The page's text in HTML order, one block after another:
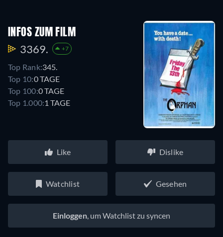
INFOS ZUM FILM
3369. +7
Top Rank:345.
Top 10:0 TAGE
Top 100:0 TAGE
Top 1.000:1 TAGE
Like Dislike
Watchlist Gesehen
Einloggen, um Watchlist zu syncen